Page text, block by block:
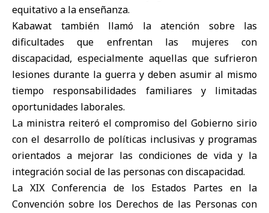
equitativo a la enseñanza.
Kabawat también llamó la atención sobre las
dificultades que enfrentan las mujeres con
discapacidad, especialmente aquellas que sufrieron
lesiones durante la guerra y deben asumir al mismo
tiempo responsabilidades familiares y limitadas
oportunidades laborales.
La ministra reiteró el compromiso del Gobierno sirio
con el desarrollo de políticas inclusivas y programas
orientados a mejorar las condiciones de vida y la
integración social de las personas con discapacidad.
La XIX Conferencia de los Estados Partes en la
Convención sobre los Derechos de las Personas con